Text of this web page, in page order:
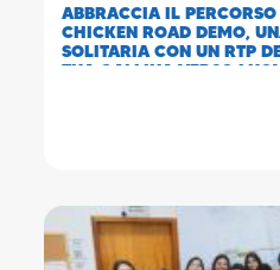
ABBRACCIA IL
CHICKEN ROAD DEMO,
SOLITARIA CON UN RTP
TUA GALLINA VERSO